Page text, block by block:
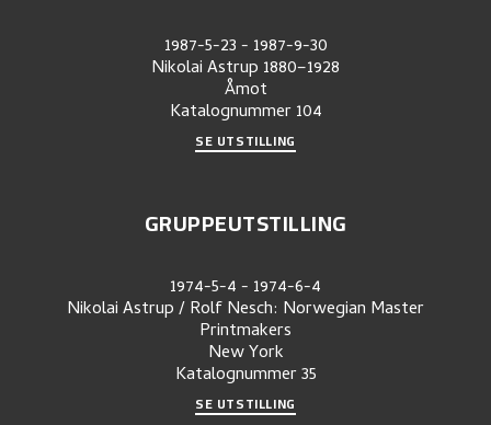
1987-5-23- 1987-9-30
Nikolai Astrup 1880–1928
Åmot
Katalognummer 104
SE UTSTILLING
GRUPPEUTSTILLING
1974-5-4- 1974-6-4
Nikolai Astrup / Rolf Nesch: Norwegian Master
Printmakers
New York
Katalognummer35
SE UTSTILLING